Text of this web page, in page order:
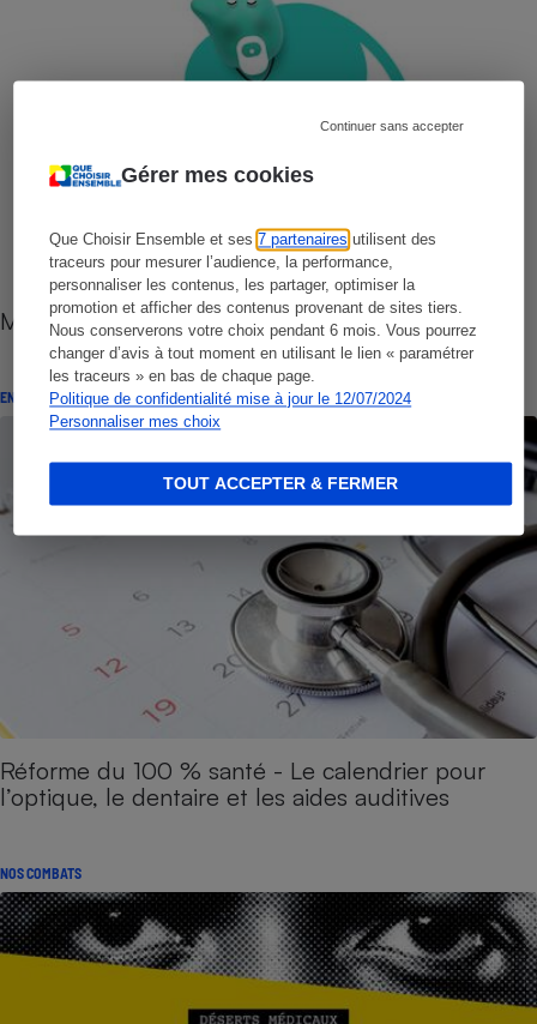
Gérer mes cookies
Que Choisir Ensemble et ses7 partenaires utilisent des
traceurs pour mesurer l’audience, la performance,
personnaliser les contenus, les partager, optimiser la
promotion et afficher des contenus provenant de sites tiers.
Nous conserverons votre choix pendant 6 mois. Vous pourrez
changer d’avis à tout moment en utilisant le lien « paramétrer
les traceurs » en bas de chaque page.
Politique de confidentialité mise à jour le 12/07/2024
Personnaliser mes choix
Continuer sans accepter
TOUT ACCEPTER & FERMER
Mutuelle santé - Ce qui va changer en 2020
ENQUÊTE
Réforme du 100 % santé - Le calendrier pour
l’optique, le dentaire et les aides auditives
NOS COMBATS